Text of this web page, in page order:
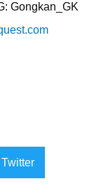
Gongkan_GK
Twitter